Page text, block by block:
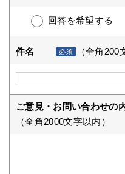
回答を希望する
件名 必須 （全角200
ご意見・お問い合わせの
（全角2000文字以内）